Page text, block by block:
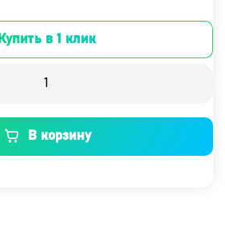
Купить в 1 клик
В корзину